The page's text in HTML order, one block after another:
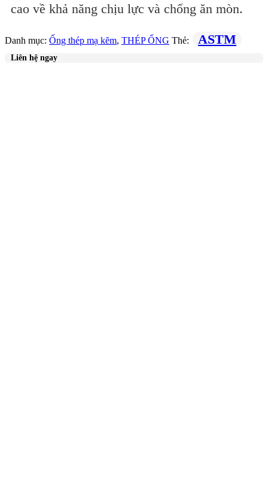
cao về khả năng chịu lực và chống ăn mòn.
Danh mục: Ống thép mạ kẽm, THÉP ỐNG Thẻ: ASTM
Liên hệ ngay